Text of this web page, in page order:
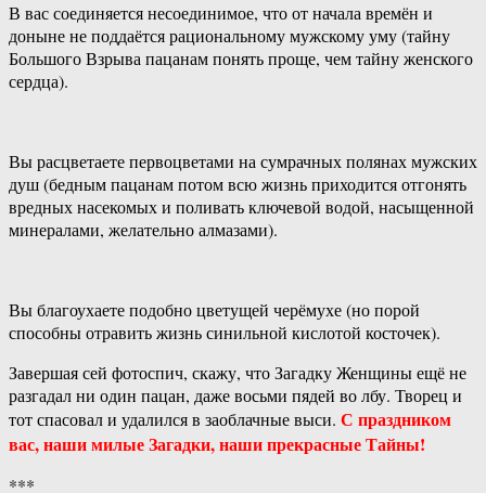
В вас соединяется несоединимое, что от начала времён и
доныне не поддаётся рациональному мужскому уму (тайну
Большого Взрыва пацанам понять проще, чем тайну женского
сердца).
Вы расцветаете первоцветами на сумрачных полянах мужских
душ (бедным пацанам потом всю жизнь приходится отгонять
вредных насекомых и поливать ключевой водой, насыщенной
минералами, желательно алмазами).
Вы благоухаете подобно цветущей черёмухе (но порой
способны отравить жизнь синильной кислотой косточек).
Завершая сей фотоспич, скажу, что Загадку Женщины ещё не
разгадал ни один пацан, даже восьми пядей во лбу. Творец и
тот спасовал и удалился в заоблачные выси. С праздником
вас, наши милые Загадки, наши прекрасные Тайны!
***